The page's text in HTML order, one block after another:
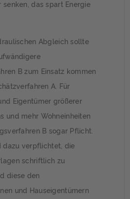
das spart Energie
Abgleich sollte
B zum Einsatz kommen
A. Für
Eigentümer größerer
und mehr Wohneinheiten
B sogar Pflicht.
dazu verpflichtet, die
schriftlich zu
diese den
und Hauseigentümern